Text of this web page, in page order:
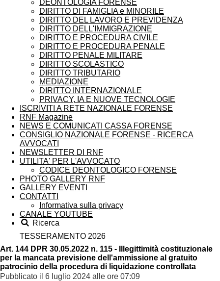
DEONTOLOGIA FORENSE
DIRITTO DI FAMIGLIA e MINORILE
DIRITTO DEL LAVORO E PREVIDENZA
DIRITTO DELL'IMMIGRAZIONE
DIRITTO E PROCEDURA CIVILE
DIRITTO E PROCEDURA PENALE
DIRITTO PENALE MILITARE
DIRITTO SCOLASTICO
DIRITTO TRIBUTARIO
MEDIAZIONE
DIRITTO INTERNAZIONALE
PRIVACY, IA E NUOVE TECNOLOGIE
ISCRIVITI A RETE NAZIONALE FORENSE
RNF Magazine
NEWS E COMUNICATI CASSA FORENSE
CONSIGLIO NAZIONALE FORENSE - RICERCA
AVVOCATI
NEWSLETTER DI RNF
UTILITA' PER L'AVVOCATO
CODICE DEONTOLOGICO FORENSE
PHOTO GALLERY RNF
GALLERY EVENTI
CONTATTI
Informativa sulla privacy
CANALE YOUTUBE
Ricerca
TESSERAMENTO 2026
Art. 144 DPR 30.05.2022 n. 115 - Illegittimità costituzionale
per la mancata previsione dell'ammissione al gratuito
patrocinio della procedura di liquidazione controllata
Pubblicato il 6 luglio 2024 alle ore 07:09